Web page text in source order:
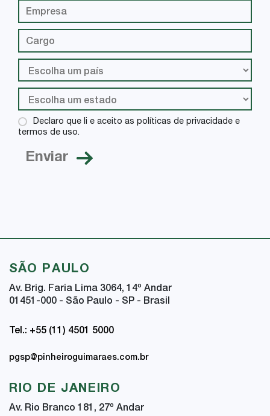
Declaro que li e aceito as políticas de privacidade e
termos de uso.
SÃO PAULO
Av. Brig. Faria Lima 3064, 14º Andar
01451-000 - São Paulo - SP - Brasil
Tel.: +55 (11) 4501 5000
pgsp@pinheiroguimaraes.com.br
RIO DE JANEIRO
Av. Rio Branco 181, 27º Andar